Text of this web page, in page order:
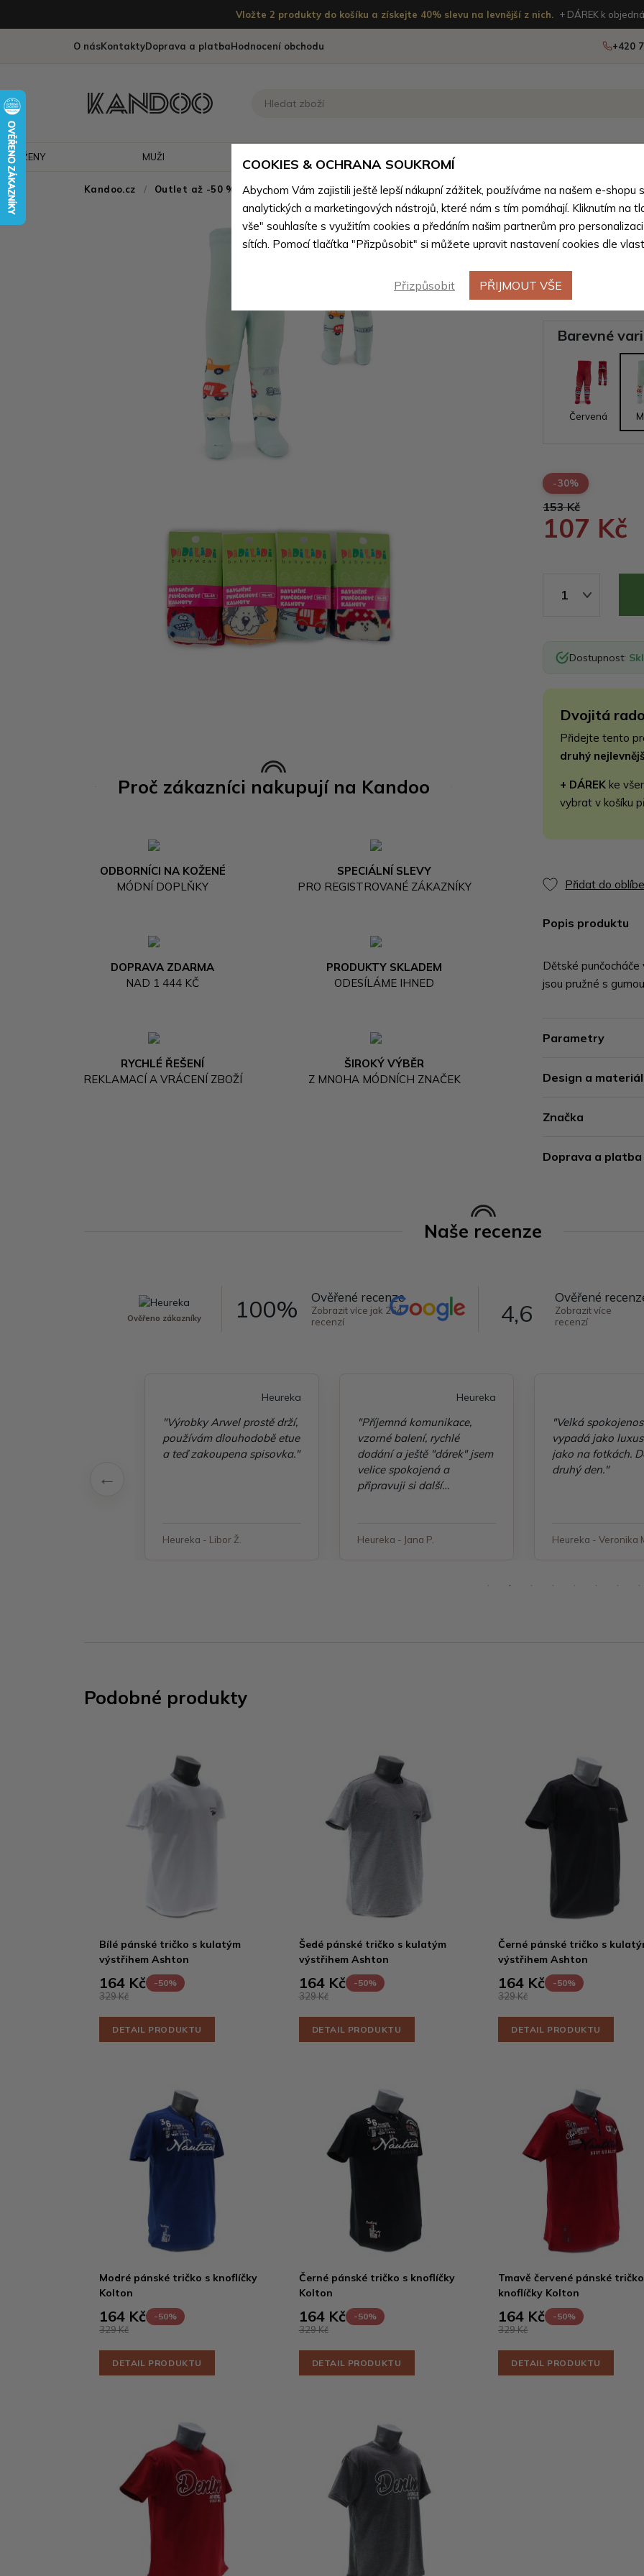
Vložte 2 produkty do košíku a získejte 40% slevu na levnější z nich. + DÁREK k
O násKontaktyDoprava a platbaHodnocení obchodu +420
ŽENY MUŽI
Kandoo.cz Outlet až -50 % - doprodej nekoženého zboží
Proč zákazníci nakupují na Kandoo
ODBORNÍCI NA KOŽENÉ
MÓDNÍ DOPLŇKY
SPECIÁLNÍ SLEVY
PRO REGISTROVANÉ ZÁKAZNÍKY
DOPRAVA ZDARMA
NAD 1 444 KČ
PRODUKTY SKLADEM
ODESÍLÁME IHNED
RYCHLÉ ŘEŠENÍ
REKLAMACÍ A VRÁCENÍ ZBOŽÍ
ŠIROKÝ VÝBĚR
Z MNOHA MÓDNÍCH ZNAČEK
Světle
56/62
Barevné
Červená
-30%
153 Kč
107 Kč
1
Dostupnost:
Dvojitá
Přidejte tento
druhý
+ DÁREK ke
vybrat v košíku
Přidat do
Popis produktu
Dětské
jsou pružné s
Parametry
Design a materiál
Značka
Doprava a platba
Naše recenze
Ověřeno zákazníky 100% Ověřené recenze
Zobrazit více jak 264
recenzí
4,6
Ověřené
Zobrazit více
recenzí
Heureka
"Výrobky Arwel prostě drží,
používám dlouhodobě etue
a teď zakoupena spisovka."
Heureka - Libor Ž.
Heureka
"Příjemná komunikace,
vzorné balení, rychlé
dodání a ještě "dárek" jsem
velice spokojená a
připravuji si další
Heureka - Jana P.
"Velká
vypadá jako
jako na fotkách.
druhý den."
Heureka - Veronika
Podobné produkty
Bílé pánské tričko s kulatým
výstřihem Ashton
164 Kč -50%
329 Kč
DETAIL PRODUKTU
Šedé pánské tričko s kulatým
výstřihem Ashton
164 Kč -50%
329 Kč
DETAIL PRODUKTU
Černé pánské tričko s
výstřihem Ashton
164 Kč -50%
329 Kč
DETAIL PRODUKTU
Modré pánské tričko s knoflíčky
Kolton
164 Kč -50%
329 Kč
DETAIL PRODUKTU
Černé pánské tričko s knoflíčky
Kolton
164 Kč -50%
329 Kč
DETAIL PRODUKTU
Tmavě červené pánské
knoflíčky Kolton
164 Kč -50%
329 Kč
DETAIL PRODUKTU
COOKIES & OCHRANA SOUKROMÍ
Abychom Vám zajistili ještě lepší nákupní zážitek, používáme na našem e-shopu
analytických a marketingových nástrojů, které nám s tím pomáhají. Kliknutím na
vše" souhlasíte s využitím cookies a předáním našim partnerům pro
sítích. Pomocí tlačítka "Přizpůsobit" si můžete upravit nastavení cookies dle
Přizpůsobit PŘIJMOUT VŠE